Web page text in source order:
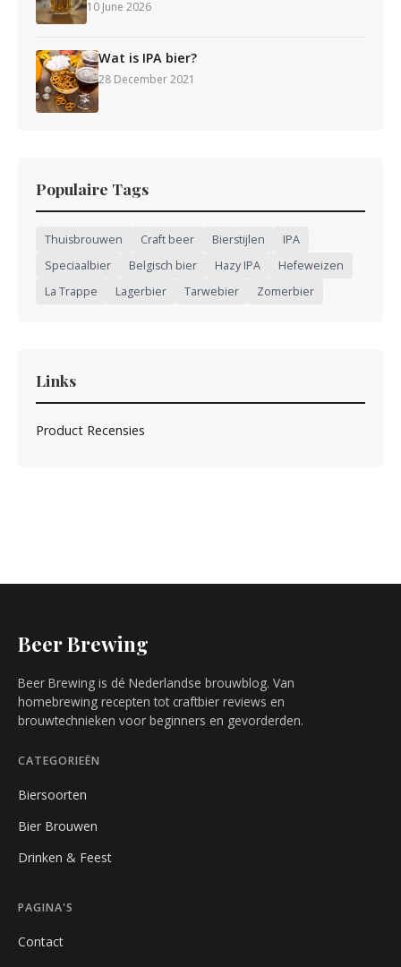
10 June 2026
Wat is IPA bier?
28 December 2021
Populaire Tags
Thuisbrouwen Craft beer Bierstijlen
IPA
Speciaalbier
Belgisch bier Hazy IPA
Hefeweizen
La Trappe
Lagerbier Tarwebier Zomerbier
Links
Product Recensies
Beer Brewing
Beer Brewing is dé Nederlandse brouwblog. Van
homebrewing recepten tot craftbier reviews en
brouwtechnieken voor beginners en gevorderden.
CATEGORIEËN
Biersoorten
Bier Brouwen
Drinken & Feest
PAGINA'S
Contact